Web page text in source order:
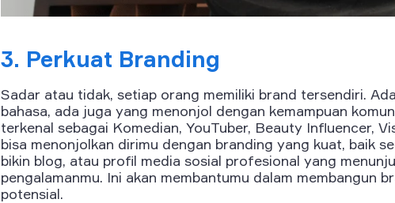
3. Perkuat Branding
Sadar atau tidak, setiap orang memiliki brand tersendiri.
bahasa, ada juga yang menonjol dengan kemampuan
terkenal sebagai Komedian, YouTuber, Beauty Influencer,
bisa menonjolkan dirimu dengan branding yang kuat, baik
bikin blog, atau profil media sosial profesional yang
pengalamanmu. Ini akan membantumu dalam membangun
potensial.